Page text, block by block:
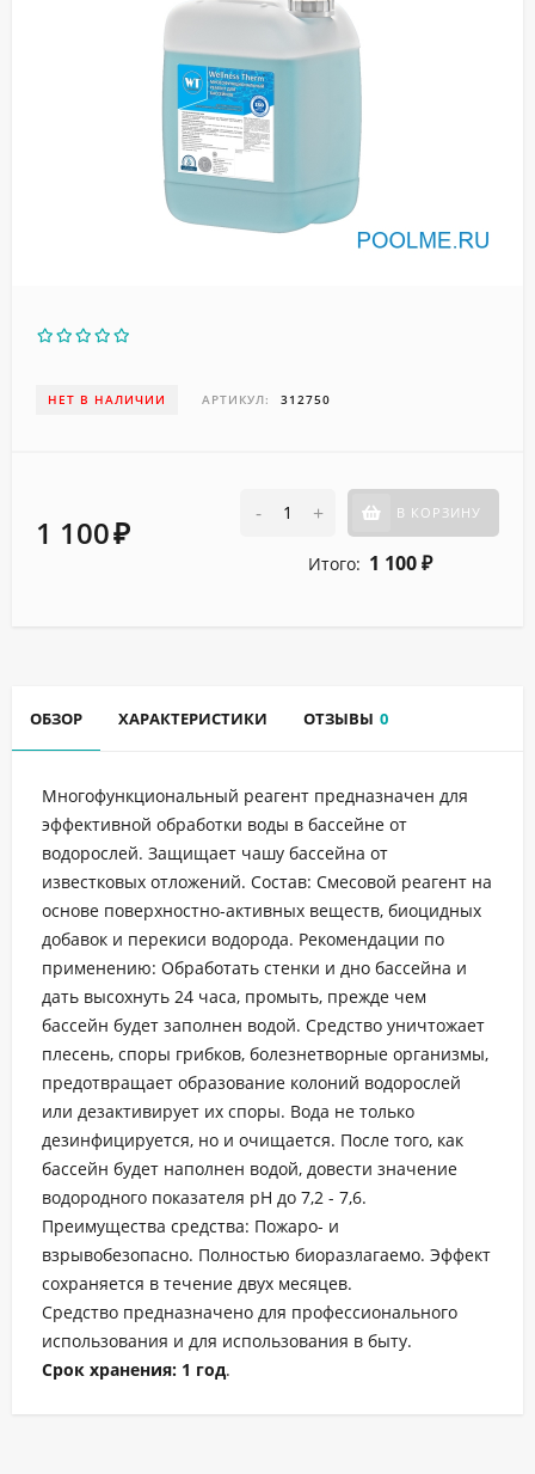
НЕТ В НАЛИЧИИ АРТИКУЛ: 312750
1 100₽
- + В КОРЗИНУ
Итого: 1 100 ₽
ОБЗОР ХАРАКТЕРИСТИКИ ОТЗЫВЫ 0
Многофункциональный реагент предназначен для
эффективной обработки воды в бассейне от
водорослей. Защищает чашу бассейна от
известковых отложений. Состав: Смесовой реагент на
основе поверхностно-активных веществ, биоцидных
добавок и перекиси водорода. Рекомендации по
применению: Обработать стенки и дно бассейна и
дать высохнуть 24 часа, промыть, прежде чем
бассейн будет заполнен водой. Средство уничтожает
плесень, споры грибков, болезнетворные организмы,
предотвращает образование колоний водорослей
или дезактивирует их споры. Вода не только
дезинфицируется, но и очищается. После того, как
бассейн будет наполнен водой, довести значение
водородного показателя pH до 7,2 - 7,6.
Преимущества средства: Пожаро- и
взрывобезопасно. Полностью биоразлагаемо. Эффект
сохраняется в течение двух месяцев.
Средство предназначено для профессионального
использования и для использования в быту.
Срок хранения: 1 год.